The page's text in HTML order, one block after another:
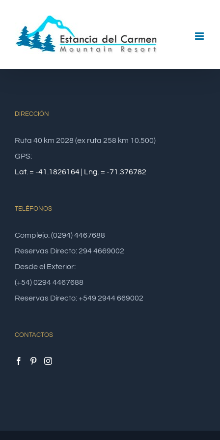
content
DIRECCIÓN
Ruta 40 km 2028 (ex ruta 258 km 10.500)
GPS:
Lat. = -41.1826164 | Lng. = -71.376782
TELÉFONOS
Complejo: (0294) 4467688
Reservas Directo: 294 4669002
Desde el Exterior:
(+54) 0294 4467688
Reservas Directo: +549 2944 669002
CONTACTOS